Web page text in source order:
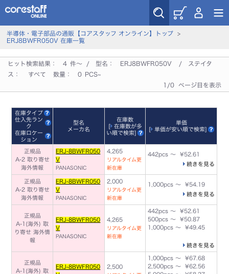
半導体・電子部品の通販【コアスタッフ オンライン】トップ>
ERJ8BWFR050V 在庫一覧
ヒット検索結果： 4 件～ / 型名： ERJ8BWFR050V
/ ステイタ
ス：
すべて 数量： 0 PCS~
1/0 ページ目を表示
在庫タイプ
仕入先ラン
ク
在庫ロケー
ション
型名
メーカ名
在庫数
[
在庫数が多
い順で検索]
単価
[
単価が安い順で検索]
正規品
A-2 取り寄せ
海外情報
ERJ-8BWFR050
V
PANASONIC
4,265
リアルタイム更
新在庫
442pcs ～ ¥52.61
続きを見る
正規品
A-2 取り寄せ
海外情報
ERJ-8BWFR050
V
PANASONIC
2,000
リアルタイム更
新在庫
1,000pcs ～ ¥54.19
続きを見る
正規品
A-1(海外) 取
り寄せ海外情
報
ERJ-8BWFR050
V
PANASONIC
4,265
リアルタイム更
新在庫
442pcs ～ ¥52.61
500pcs ～ ¥50.87
1,000pcs ～ ¥49.45
続きを見る
正規品
A-1(海外) 取
ERJ-8BWFR050
2,500
1,000pcs ～ ¥67.68
2,500pcs ～ ¥62.56